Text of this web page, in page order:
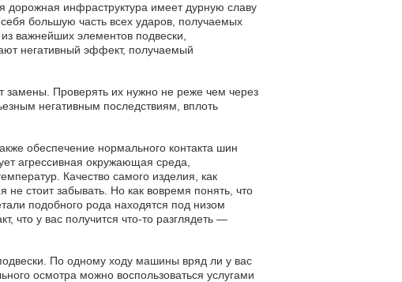
дорожная инфраструктура имеет дурную славу
большую часть всех ударов, получаемых
важнейших элементов подвески,
негативный эффект, получаемый
замены. Проверять их нужно не реже чем через
негативным последствиям, вплоть
обеспечение нормального контакта шин
агрессивная окружающая среда,
Качество самого изделия, как
стоит забывать. Но как вовремя понять, что
подобного рода находятся под низом
что у вас получится что-то разглядеть —
По одному ходу машины вряд ли у вас
осмотра можно воспользоваться услугами